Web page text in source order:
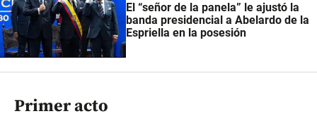
El “señor de la panela” le ajustó la
banda presidencial a Abelardo de la
Espriella en la posesión
Primer acto